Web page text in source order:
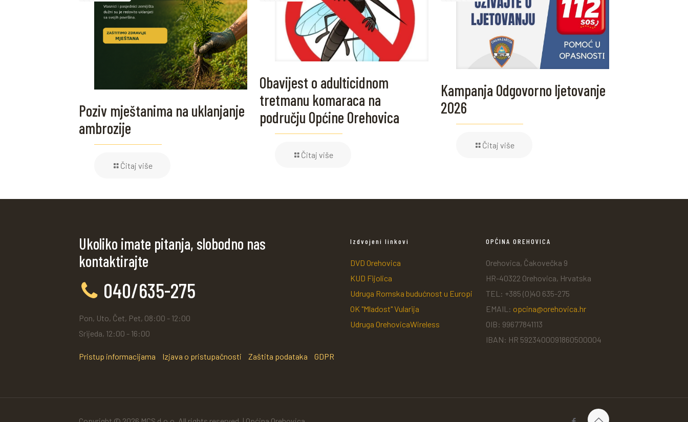
Poziv mještanima na uklanjanje
ambrozije
Čitaj više
Obavijest o adulticidnom
tretmanu komaraca na
području Općine Orehovica
Čitaj više
Kampanja Odgovorno ljetovanje
2026
Čitaj više
Ukoliko imate pitanja, slobodno nas
kontaktirajte
040/635-275
Pon, Uto, Čet, Pet, 08:00 - 12:00
Srijeda, 12:00 - 16:00
Pristup informacijama Izjava o pristupačnosti Zaštita podataka GDPR
Izdvojeni linkovi
DVD Orehovica
KUD Fijolica
Udruga Romska budućnost u Europi
OK "Mladost" Vularija
Udruga OrehovicaWireless
OPĆINA OREHOVICA
Orehovica, Čakovečka 9
HR-40322 Orehovica, Hrvatska
TEL: +385 (0)40 635-275
EMAIL: opcina@orehovica.hr
OIB: 99677841113
IBAN: HR 5923400091860500004